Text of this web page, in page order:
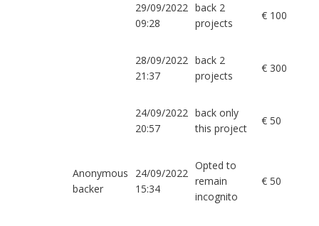
29/09/2022
09:28
back 2
projects
€ 100
28/09/2022
21:37
back 2
projects
€ 300
24/09/2022
20:57
back only
this project
€ 50
Anonymous
backer
24/09/2022
15:34
Opted to
remain
incognito
€ 50